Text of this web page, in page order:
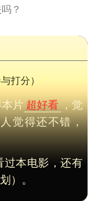
？
打分）
片超好看，觉
觉得还不错，
过本电影，还有
）。